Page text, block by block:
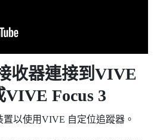
收器連接到VIVE
VIVE Focus 3
以使用VIVE 自定位追蹤器 。